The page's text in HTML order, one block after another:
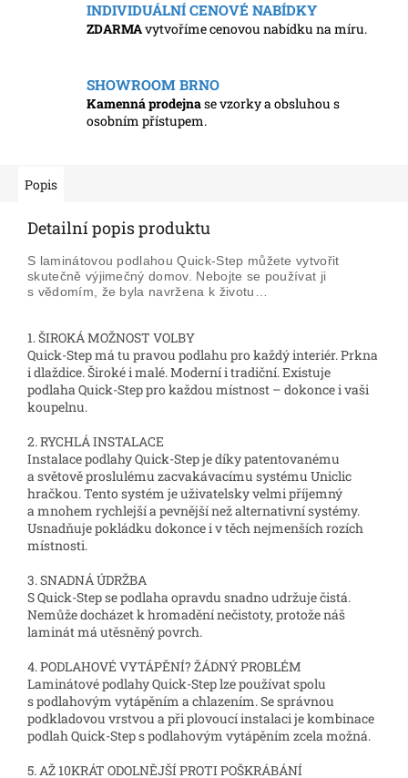
INDIVIDUÁLNÍ CENOVÉ NABÍDKY
ZDARMAvytvoříme cenovou nabídku na míru.
SHOWROOM BRNO
Kamenná prodejnase vzorky a obsluhou s
osobním přístupem.
Popis
Detailní popis produktu
S laminátovou podlahou Quick-Step můžete vytvořit
skutečně výjimečný domov. Nebojte se používat ji
s vědomím, že byla navržena k životu…
1. ŠIROKÁ MOŽNOST VOLBY
Quick-Step má tu pravou podlahu pro každý interiér. Prkna
i dlaždice. Široké i malé. Moderní i tradiční. Existuje
podlaha Quick-Step pro každou místnost – dokonce i vaši
koupelnu.
2. RYCHLÁ INSTALACE
Instalace podlahy Quick-Step je díky patentovanému
a světově proslulému zacvakávacímu systému Uniclic
hračkou. Tento systém je uživatelsky velmi příjemný
a mnohem rychlejší a pevnější než alternativní systémy.
Usnadňuje pokládku dokonce i v těch nejmenších rozích
místnosti.
3. SNADNÁ ÚDRŽBA
S Quick-Step se podlaha opravdu snadno udržuje čistá.
Nemůže docházet k hromadění nečistoty, protože náš
laminát má utěsněný povrch.
4. PODLAHOVÉ VYTÁPĚNÍ? ŽÁDNÝ PROBLÉM
Laminátové podlahy Quick-Step lze používat spolu
s podlahovým vytápěním a chlazením. Se správnou
podkladovou vrstvou a při plovoucí instalaci je kombinace
podlah Quick-Step s podlahovým vytápěním zcela možná.
5. AŽ 10KRÁT ODOLNĚJŠÍ PROTI POŠKRÁBÁNÍ